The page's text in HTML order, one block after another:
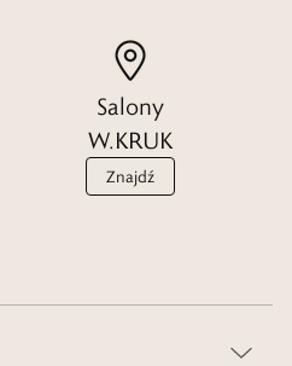
Salony
W.KRUK
Znajdź